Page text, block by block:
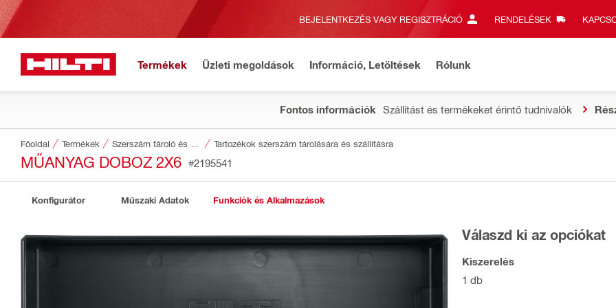
BEJELENTKEZÉS VAGY REGISZTRÁCIÓ RENDELÉSEK
Termékek Üzleti megoldások Információ, Letöltések Rólunk
Fontos információk Szállítást és termékeket érintő tudnivalók
Főoldal Termékek Tartozékok szerszám tárolására és szállításra
MŰANYAG DOBOZ 2X6 #2195541
Konfigurátor Műszaki Adatok Funkciók és Alkalmazások
Válaszd ki az opciókat
Kiszerelés
1 db